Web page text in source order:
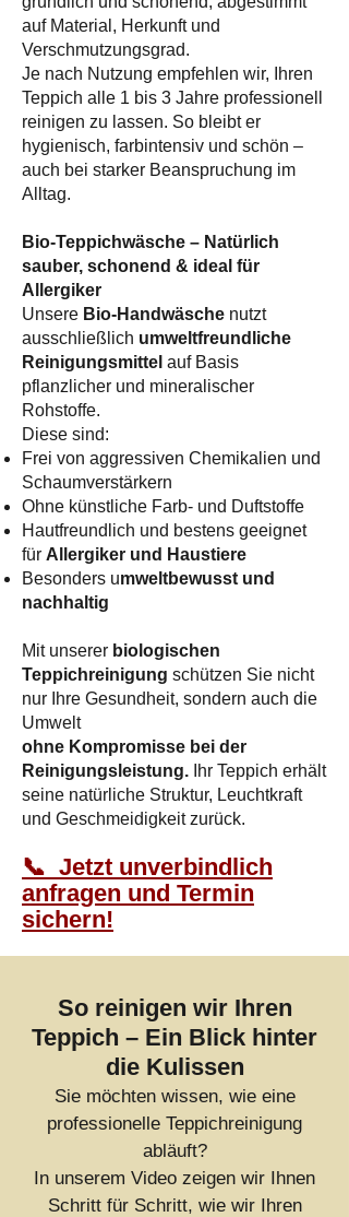
auf Material, Herkunft und
Verschmutzungsgrad.
Je nach Nutzung empfehlen wir, Ihren
Teppich alle 1 bis 3 Jahre professionell
reinigen zu lassen. So bleibt er
hygienisch, farbintensiv und schön –
auch bei starker Beanspruchung im
Alltag.
Bio-Teppichwäsche – Natürlich
sauber, schonend & ideal für
Allergiker
Unsere Bio-Handwäsche nutzt
ausschließlich umweltfreundliche
Reinigungsmittel auf Basis
pflanzlicher und mineralischer
Rohstoffe.
Diese sind:
Frei von aggressiven Chemikalien und
Schaumverstärkern
Ohne künstliche Farb- und Duftstoffe
Hautfreundlich und bestens geeignet
für Allergiker und Haustiere
Besonders umweltbewusst und
nachhaltig
Mit unserer biologischen
Teppichreinigung schützen Sie nicht
nur Ihre Gesundheit, sondern auch die
Umwelt
ohne Kompromisse bei der
Reinigungsleistung. Ihr Teppich erhält
seine natürliche Struktur, Leuchtkraft
und Geschmeidigkeit zurück.​
📞 Jetzt unverbindlich
anfragen und Termin
sichern!
So reinigen wir Ihren
Teppich – Ein Blick hinter
die Kulissen
Sie möchten wissen, wie eine
professionelle Teppichreinigung
abläuft?
In unserem Video zeigen wir Ihnen
Schritt für Schritt, wie wir Ihren